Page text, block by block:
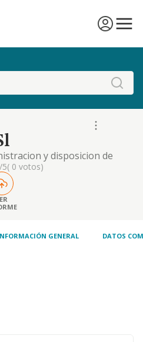
y disposicion de
y solares. construcciones,
disposicion de edificios
realizacion de
bienes inmuebles.
/5( 0 votos)
GENERAL DATOS